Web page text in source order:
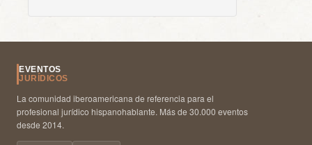
EVENTOS
JURÍDICOS
La comunidad iberoamericana de referencia para el
profesional jurídico hispanohablante. Más de 30.000 eventos
desde 2014.